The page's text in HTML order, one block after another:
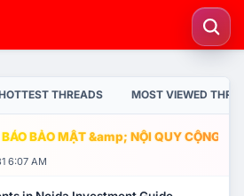
THREADS MOST VIEWED
BẢO MẬT &amp; NỘI QUY CỘNG
6:07 AM